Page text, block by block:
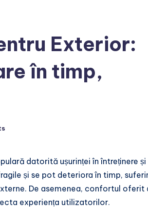
Exterior:
în timp,
datorită ușurinței în întreținere și
și se pot deteriora în timp,
De asemenea, confortul oferit
experiența utilizatorilor.